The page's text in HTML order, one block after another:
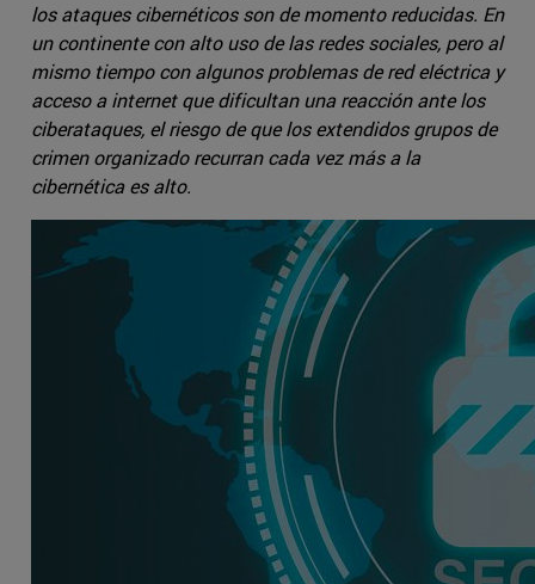
los ataques cibernéticos son de momento reducidas. En
un continente con alto uso de las redes sociales, pero al
mismo tiempo con algunos problemas de red eléctrica y
acceso a internet que dificultan una reacción ante los
ciberataques, el riesgo de que los extendidos grupos de
crimen organizado recurran cada vez más a la
cibernética es alto.